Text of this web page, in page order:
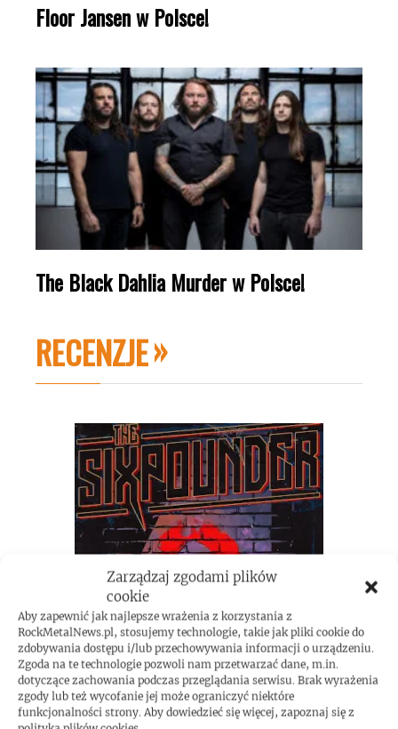
Zarządzaj zgodami plików
cookie
Aby zapewnić jak najlepsze wrażenia z korzystania z
RockMetalNews.pl, stosujemy technologie, takie jak pliki cookie do
zdobywania dostępu i/lub przechowywania informacji o urządzeniu.
Zgoda na te technologie pozwoli nam przetwarzać dane, m.in.
dotyczące zachowania podczas przeglądania serwisu. Brak wyrażenia
zgody lub też wycofanie jej może ograniczyć niektóre
funkcjonalności strony. Aby dowiedzieć się więcej, zapoznaj się z
Floor Jansen w Polsce!
The Black Dahlia Murder w Polsce!
RECENZJE